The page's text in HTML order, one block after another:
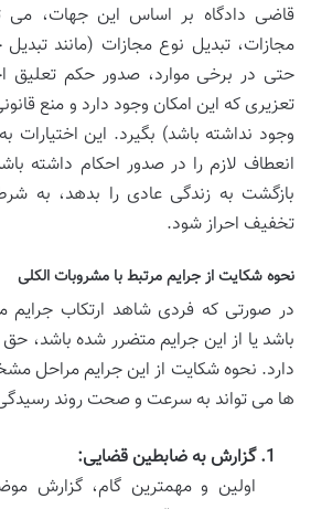
قاضی دادگاه بر اساس این جهات، می
مجازات، تبدیل نوع مجازات (مانند
حتی در برخی موارد، صدور حکم تعلیق
تعزیری که این امکان وجود دارد و منع
وجود نداشته باشد) بگیرد. این اختیارات
انعطاف لازم را در صدور احکام داشته
بازگشت به زندگی عادی را بدهد، به
تخفیف احراز شود.
نحوه شکایت از جرایم مرتبط با مشروبات الکلی
در صورتی که فردی شاهد ارتکاب جرایم
باشد یا از این جرایم متضرر شده باشد،
دارد. نحوه شکایت از این جرایم مراحل
ها می تواند به سرعت و صحت روند
گزارش به ضابطین قضایی:
اولین و مهمترین گام، گزارش